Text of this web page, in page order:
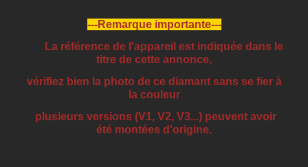
---Remarque importante---
La référence de l'appareil est indiquée dans le
titre de cette annonce,
vérifiez bien la photo de ce diamant sans se fier à
la couleur
plusieurs versions (V1, V2, V3...) peuvent avoir
été montées d'origine.